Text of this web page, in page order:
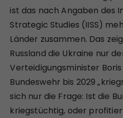
ist das nach Angaben des
Strategic Studies (IISS)
Länder zusammen. Das
Russland die Ukraine nur
Verteidigungsminister
Bundeswehr bis 2029
sich nur die Frage: Ist die
kriegstüchtig, oder